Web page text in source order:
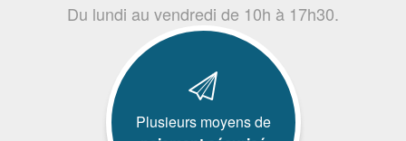
Du lundi au vendredi de 10h à 17h30.
Plusieurs moyens de